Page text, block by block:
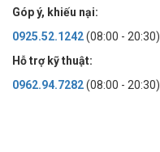
Góp ý, khiếu nại:
0925.52.1242(08:00 - 20:30)
Hỗ trợ kỹ thuật:
0962.94.7282(08:00 - 20:30)